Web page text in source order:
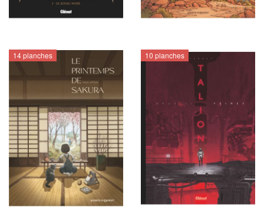
14 planches 10 planches